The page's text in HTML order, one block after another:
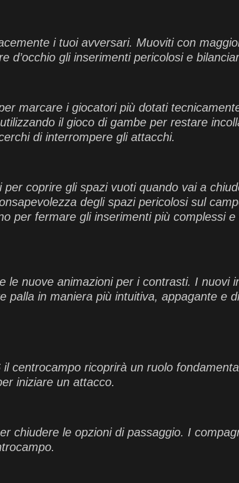
i tuoi avversari. Muoviti con
gli inserimenti pericolosi e
marcare i giocatori più dotati
il gioco di gambe per restare
di interrompere gli attacchi.
coprire gli spazi vuoti quando vai a
degli spazi pericolosi sul
per fermare gli inserimenti più complessi
nuove animazioni per i contrasti. I nuovi
palla in maniera più intuitiva, appagante e
centrocampo ricoprirà un ruolo
iniziare un attacco.
chiudere le opzioni di passaggio. I